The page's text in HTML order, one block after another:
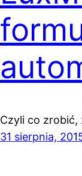
Czyli co zrobić,
31 sierpnia,